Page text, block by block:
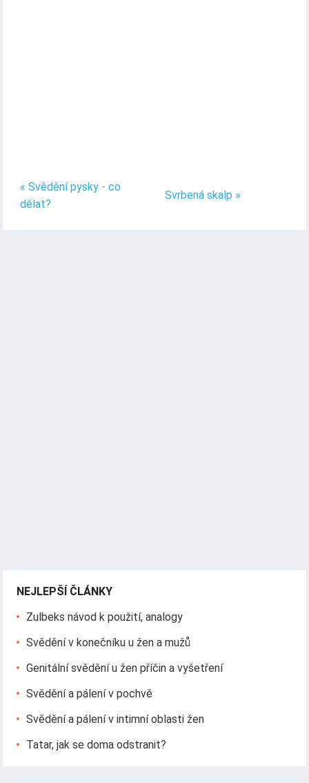
« Svědění pysky - co
dělat?
Svrbená skalp »
NEJLEPŠÍ ČLÁNKY
Zulbeks návod k použití, analogy
Svědění v konečníku u žen a mužů
Genitální svědění u žen příčin a vyšetření
Svědění a pálení v pochvě
Svědění a pálení v intimní oblasti žen
Tatar, jak se doma odstranit?